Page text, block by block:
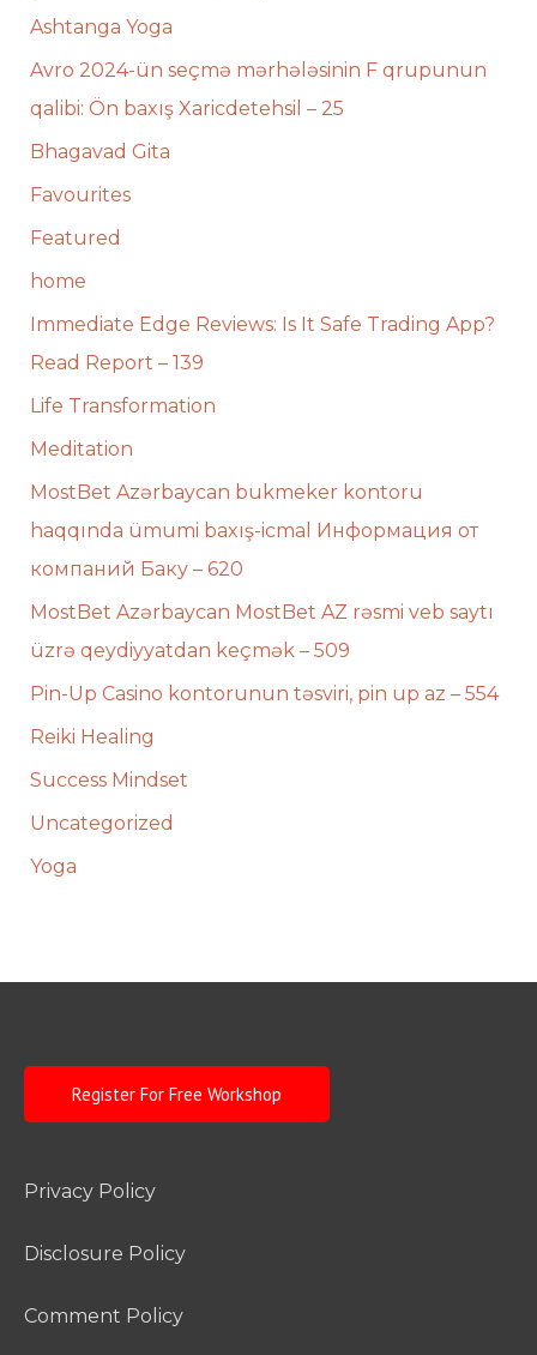
Ashtanga Yoga
Avro 2024-ün seçmə mərhələsinin F qrupunun
qalibi: Ön baxış Xaricdetehsil – 25
Bhagavad Gita
Favourites
Featured
home
Immediate Edge Reviews: Is It Safe Trading App?
Read Report – 139
Life Transformation
Meditation
MostBet Azərbaycan bukmeker kontoru
haqqında ümumi baxış-icmal Информация от
компаний Баку – 620
MostBet Azərbaycan MostBet AZ rəsmi veb saytı
üzrə qeydiyyatdan keçmək – 509
Pin-Up Casino kontorunun təsviri, pin up az – 554
Reiki Healing
Success Mindset
Uncategorized
Yoga
Register For Free Workshop
Privacy Policy
Disclosure Policy
Comment Policy